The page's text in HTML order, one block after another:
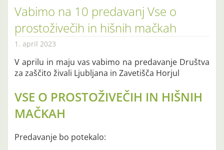
Vabimo na 10 predavanj Vse o
prostoživečih in hišnih mačkah
1. april 2023
V aprilu in maju vas vabimo na predavanje Društva
za zaščito živali Ljubljana in Zavetišča Horjul
VSE O PROSTOŽIVEČIH IN HIŠNIH
MAČKAH
Predavanje bo potekalo: